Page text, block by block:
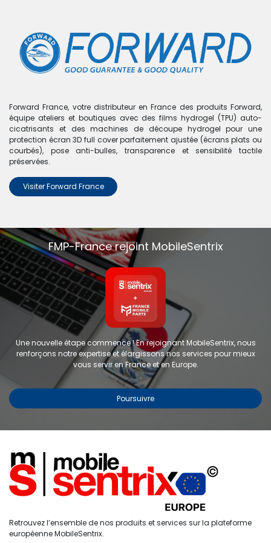
Étiquettes
Accueil Recherche
0
Compte
Boutique 0 articles trouvés.
Nous n'avons trouvé aucun
produit !
Aucun produit défini dans la catégorieY7 Prime 2018.
Forward France, votre distributeur en France des produits Forward,
équipe ateliers et boutiques avec des films hydrogel (TPU) auto-
cicatrisants et des machines de découpe hydrogel pour une
protection écran 3D full cover parfaitement ajustée (écrans plats ou
courbés), pose anti-bulles, transparence et sensibilité tactile
préservées.
Visiter Forward France
FMP-France rejoint MobileSentrix
Une nouvelle étape commence ! En rejoignant MobileSentrix, nous
renforçons notre expertise et élargissons nos services pour mieux
vous servir en France et en Europe.
Poursuivre
Retrouvez l’ensemble de nos produits et services sur la plateforme
européenne MobileSentrix.
Copyright © 2024 FMP-France. Tous droits réservés